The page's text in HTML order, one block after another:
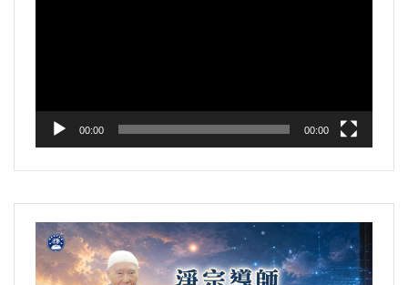
00:00 00:00